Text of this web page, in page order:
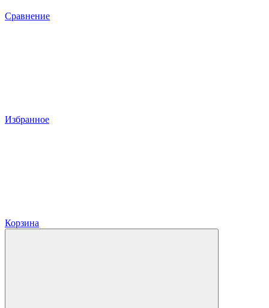
Сравнение
Избранное
Корзина